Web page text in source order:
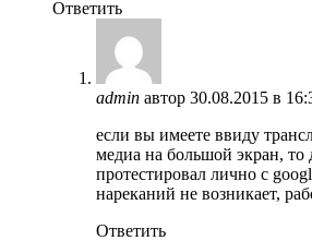
Ответить
admin автор 30.08.2015 в
если вы имеете ввиду
медиа на большой экран, то
протестировал лично с
нареканий не возникает,
Ответить